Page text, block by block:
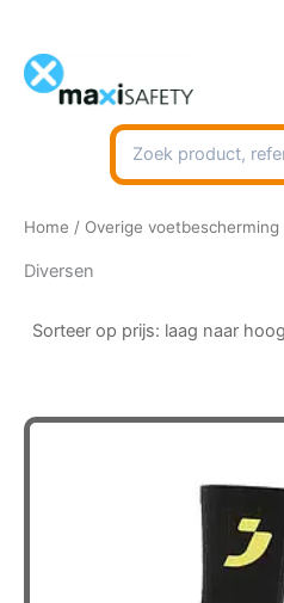
inhoud
Zoeken
naar:
Home / Overige voetbescherming
Diversen